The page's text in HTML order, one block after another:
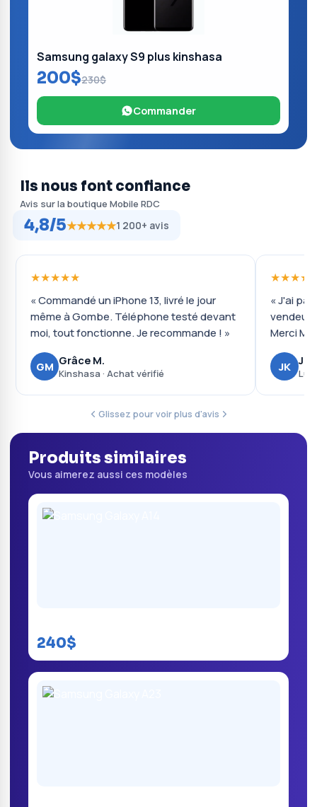
Samsung galaxy S9 plus kinshasa
200$230$
Commander
Ils nous font confiance
Avis sur la boutique Mobile RDC
4,8/5★★★★★1 200+ avis
★★★★★
« Commandé un iPhone 13, livré le jour
même à Gombe. Téléphone testé devant
moi, tout fonctionne. Je recommande ! »
GM Grâce M.
Kinshasa · Achat vérifié
« J'ai
vendeur
Merci
JK
Glissez pour voir plus d'avis
Produits similaires
Vous aimerez aussi ces modèles
240$